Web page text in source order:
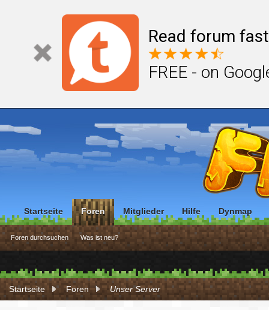
Read forum
FREE - on
Startseite Foren Unser Server
Startseite Foren
Foren durchsuchen Was ist neu?
Mitglieder Hilfe Dynmap